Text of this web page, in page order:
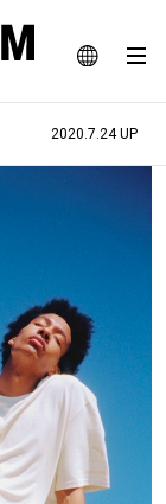
JA
EN
マガジン
#MOVIE
2020.7.24 UP